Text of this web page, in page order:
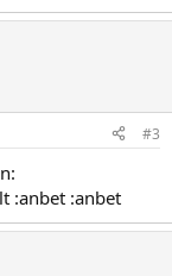
#3
:anbet :anbet